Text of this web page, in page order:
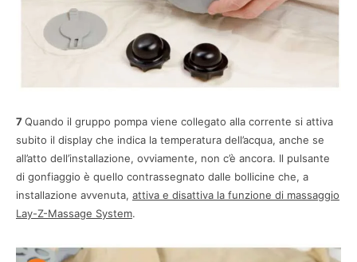
7 Quando il gruppo pompa viene collegato alla corrente si attiva
subito il display che indica la temperatura dell’acqua, anche se
all’atto dell’installazione, ovviamente, non c’è ancora. Il pulsante
di gonfiaggio è quello contrassegnato dalle bollicine che, a
installazione avvenuta, attiva e disattiva la funzione di massaggio
Lay-Z-Massage System.